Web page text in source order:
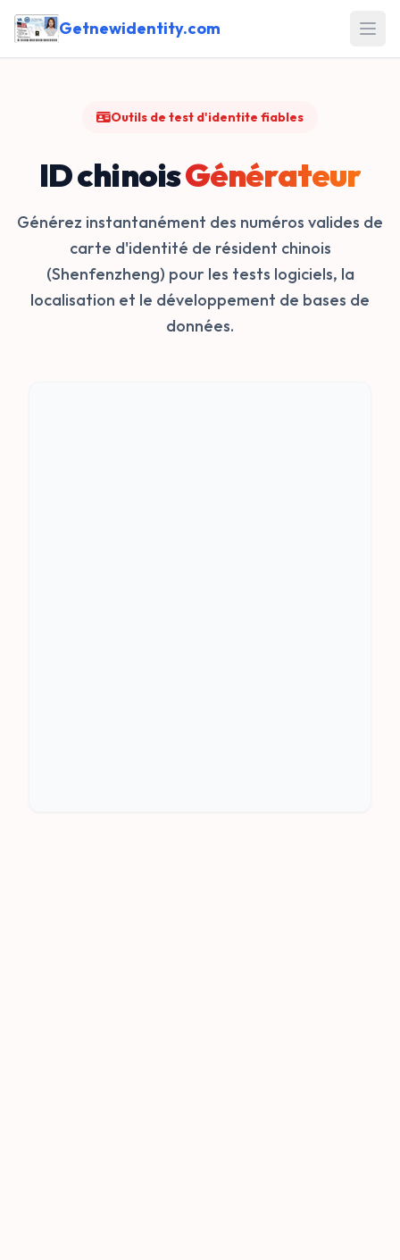
Getnewidentity.com
Outils de test d'identite fiables
ID chinoisGénérateur
Générez instantanément des numéros valides de
carte d'identité de résident chinois
(Shenfenzheng) pour les tests logiciels, la
localisation et le développement de bases de
données.